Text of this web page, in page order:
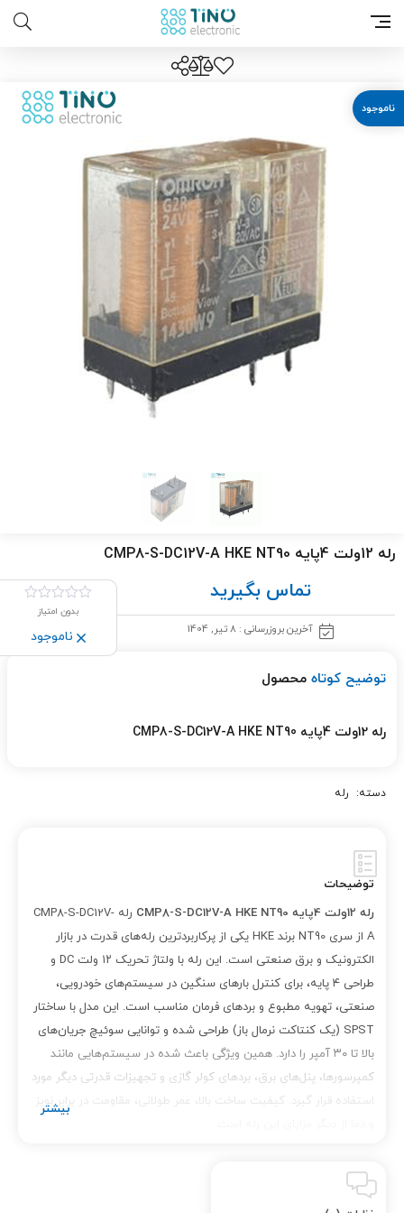
رله 12ولت 4پایه CMP8-S-DC12V-A HKE NT90
تماس بگیرید
آخرین بروزرسانی : 8 تیر, 1404
بدون امتیاز
ناموجود
توضیح کوتاه محصول
رله 12ولت 4پایه CMP8-S-DC12V-A HKE NT90
دسته: رله
توضیحات
رله 12ولت 4پایه CMP8-S-DC12V-A HKE NT90
رله CMP8-S-DC12V-
A از سری NT90 برند HKE یکی از پرکاربردترین رله‌های قدرت در بازار
الکترونیک و برق صنعتی است. این رله با ولتاژ تحریک ۱۲ ولت DC و
طراحی ۴ پایه، برای کنترل بارهای سنگین در سیستم‌های خودرویی،
صنعتی، تهویه مطبوع و بردهای فرمان مناسب است. این مدل با ساختار
SPST (یک کنتاکت نرمال باز) طراحی شده و توانایی سوئیچ جریان‌های
بالا تا ۳۰ آمپر را دارد. همین ویژگی باعث شده در سیستم‌هایی مانند
کمپرسورها، پنل‌های برق، بردهای کولر گازی و تجهیزات قدرتی دیگر مورد
استفاده قرار گیرد. کیفیت ساخت بالا، عمر طولانی، مقاومت در برابر نویز